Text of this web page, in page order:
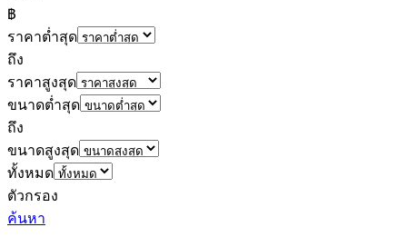
฿
ราคาต่ำสุด
ถึง
ราคาสูงสุด
ขนาดต่ำสุด
ถึง
ขนาดสูงสุด
ทั้งหมด
ตัวกรอง
ค้นหา